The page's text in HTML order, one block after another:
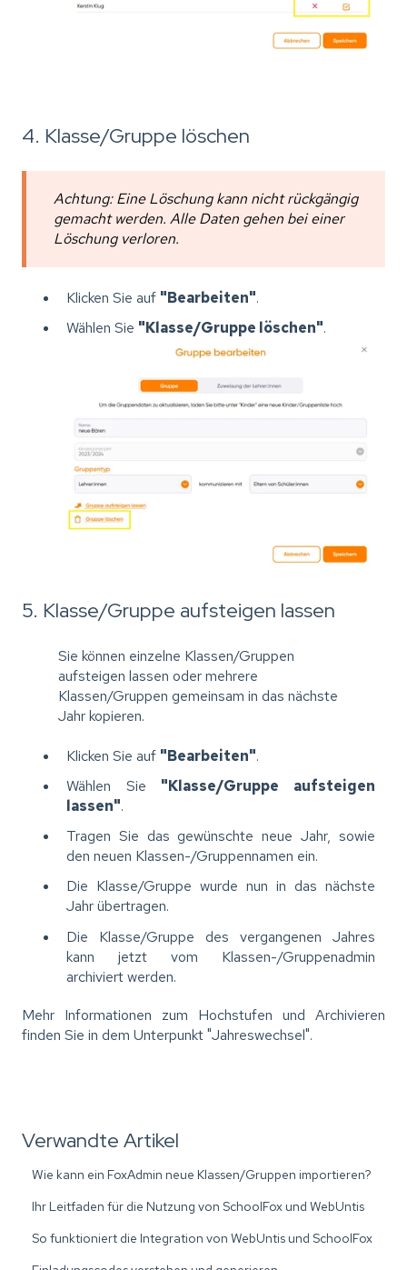
4. Klasse/Gruppe löschen
Achtung: Eine Löschung kann nicht rückgängig
gemacht werden. Alle Daten gehen bei einer
Löschung verloren.
Klicken Sie auf "Bearbeiten".
Wählen Sie "Klasse/Gruppe löschen".
5. Klasse/Gruppe aufsteigen lassen
Sie können einzelne Klassen/Gruppen
aufsteigen lassen oder mehrere
Klassen/Gruppen gemeinsam in das nächste
Jahr kopieren.
Klicken Sie auf "Bearbeiten".
Wählen Sie "Klasse/Gruppe aufsteigen
lassen".
Tragen Sie das gewünschte neue Jahr, sowie
den neuen Klassen-/Gruppennamen ein.
Die Klasse/Gruppe wurde nun in das nächste
Jahr übertragen.
Die Klasse/Gruppe des vergangenen Jahres
kann jetzt vom Klassen-/Gruppenadmin
archiviert werden.
Mehr Informationen zum Hochstufen und Archivieren
finden Sie in dem Unterpunkt "Jahreswechsel".
Verwandte Artikel
Wie kann ein FoxAdmin neue Klassen/Gruppen importieren?
Ihr Leitfaden für die Nutzung von SchoolFox und WebUntis
So funktioniert die Integration von WebUntis und SchoolFox